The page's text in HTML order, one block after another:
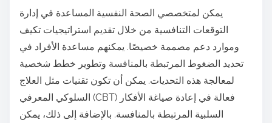
يمكن لمتخصصي الصحة النفسية المساعدة في إدارة
التوقعات التنافسية من خلال تقديم استراتيجيات تكيف
وموارد دعم مصممة خصيصًا. يمكنهم مساعدة الأفراد في
تحديد الضغوط المرتبطة بالمنافسة وتطوير خطط شخصية
لمعالجة هذه التحديات. يمكن أن تكون تقنيات مثل العلاج
السلوكي المعرفي (CBT) فعالة في إعادة صياغة الأفكار
السلبية المرتبطة بالمنافسة. بالإضافة إلى ذلك، يمكن